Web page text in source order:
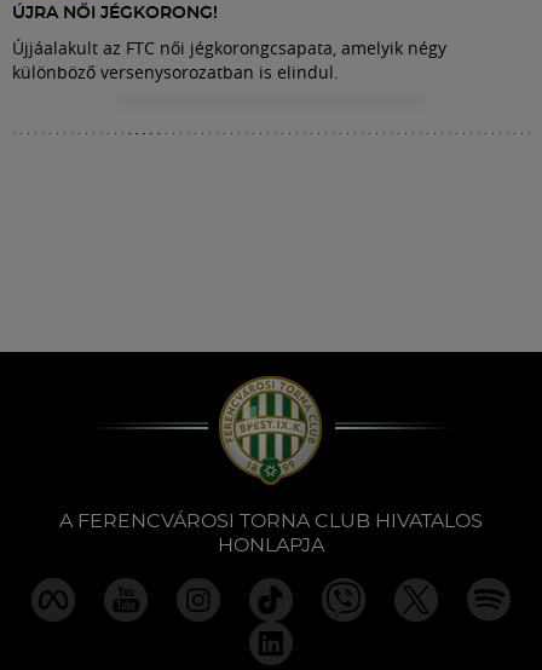
ÚJRA NŐI JÉGKORONG!
Újjáalakult az FTC női jégkorongcsapata, amelyik négy
különböző versenysorozatban is elindul.
A FERENCVÁROSI TORNA CLUB HIVATALOS
HONLAPJA
Közösség
Múzeum